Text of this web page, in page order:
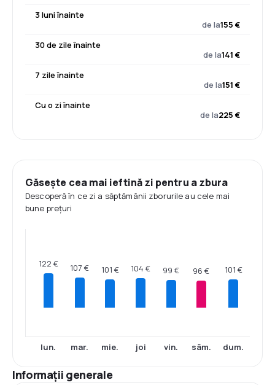
3 luni înainte
de la155 €
30 de zile înainte
de la141 €
7 zile înainte
de la151 €
Cu o zi înainte
de la225 €
Găsește cea mai ieftină zi pentru a zbura
Descoperă în ce zi a săptămânii zborurile au cele mai
bune prețuri
122 €
lun.
107 €
mar.
101 €
mie.
104 €
joi
99 €
vin.
96 €
sâm.
101 €
dum.
Informații generale